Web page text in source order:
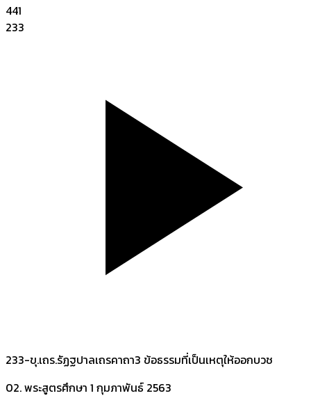
441
233
233-ขุ.เถร.รัฏฐปาลเถรคาถา3 ข้อธรรมที่เป็นเหตุให้ออกบวช
02. พระสูตรศึกษา 1 กุมภาพันธ์ 2563